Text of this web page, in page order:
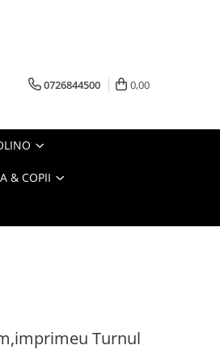
0726844500 0,00
& COPII
Turnul